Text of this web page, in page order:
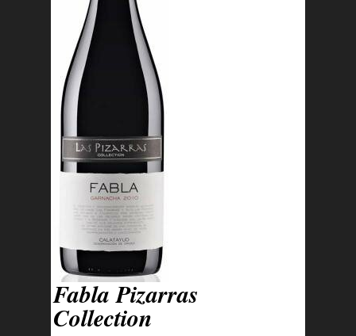
Fabla Pizarras
Collection